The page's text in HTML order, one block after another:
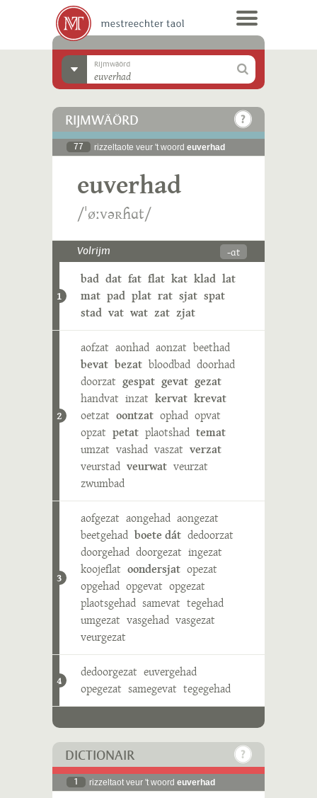
Rijmwäörd
RIJMWÄÖRD
77 rizzeltaote veur 't woord euverhad
euverhad
/ˈøːvəʀɦɑt/
Volrijm -ɑt
1
bad dat fat flat kat klad lat
mat pad plat rat sjat spat
stad vat wat zat zjat
2
aofzat aonhad aonzat beethad
bevat bezat bloodbad doorhad
doorzat gespat gevat gezat
handvat inzat kervat krevat
oetzat oontzat ophad opvat
opzat petat plaotshad temat
umzat vashad vaszat verzat
veurstad veurwat veurzat
zwumbad
3
aofgezat aongehad aongezat
beetgehad boete dát dedoorzat
doorgehad doorgezat ingezat
koojeflat oondersjat opezat
opgehad opgevat opgezat
plaotsgehad samevat tegehad
umgezat vasgehad vasgezat
veurgezat
4
dedoorgezat euvergehad
opegezat samegevat tegegehad
DICTIONAIR
1 rizzeltaot veur 't woord euverhad